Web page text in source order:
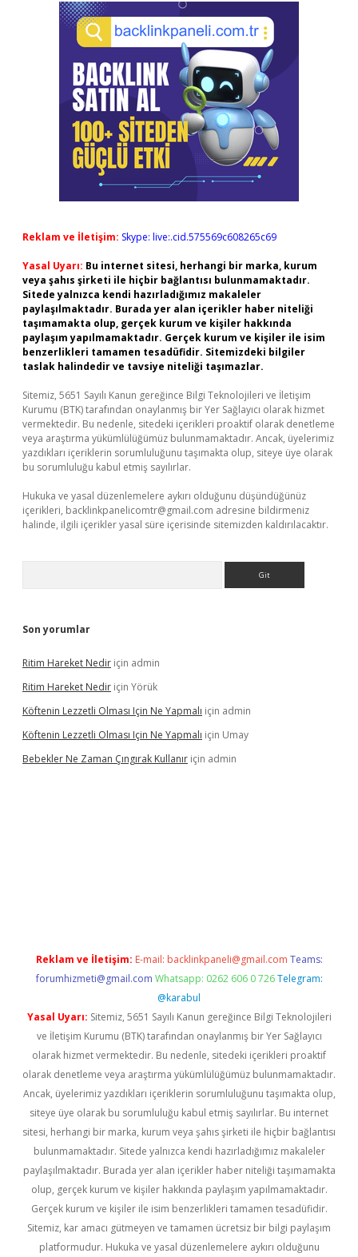
Reklam ve İletişim: Skype: live:.cid.575569c608265c69
Yasal Uyarı: Bu internet sitesi, herhangi bir marka, kurum
veya şahıs şirketi ile hiçbir bağlantısı bulunmamaktadır.
Sitede yalnızca kendi hazırladığımız makaleler
paylaşılmaktadır. Burada yer alan içerikler haber niteliği
taşımamakta olup, gerçek kurum ve kişiler hakkında
paylaşım yapılmamaktadır. Gerçek kurum ve kişiler ile isim
benzerlikleri tamamen tesadüfidir. Sitemizdeki bilgiler
taslak halindedir ve tavsiye niteliği taşımazlar.
Sitemiz, 5651 Sayılı Kanun gereğince Bilgi Teknolojileri ve İletişim
Kurumu (BTK) tarafından onaylanmış bir Yer Sağlayıcı olarak hizmet
vermektedir. Bu nedenle, sitedeki içerikleri proaktif olarak denetleme
veya araştırma yükümlülüğümüz bulunmamaktadır. Ancak, üyelerimiz
yazdıkları içeriklerin sorumluluğunu taşımakta olup, siteye üye olarak
bu sorumluluğu kabul etmiş sayılırlar.
Hukuka ve yasal düzenlemelere aykırı olduğunu düşündüğünüz
içerikleri, backlinkpanelicomtr@gmail.com adresine bildirmeniz
halinde, ilgili içerikler yasal süre içerisinde sitemizden kaldırılacaktır.
Son yorumlar
Ritim Hareket Nedir için admin
Ritim Hareket Nedir için Yörük
Köftenin Lezzetli Olması Için Ne Yapmalı için admin
Köftenin Lezzetli Olması Için Ne Yapmalı için Umay
Bebekler Ne Zaman Çıngırak Kullanır için admin
Reklam ve İletişim: E-mail: backlinkpaneli@gmail.com Teams:
forumhizmeti@gmail.com Whatsapp: 0262 606 0 726 Telegram:
@karabul
Yasal Uyarı: Sitemiz, 5651 Sayılı Kanun gereğince Bilgi Teknolojileri
ve İletişim Kurumu (BTK) tarafından onaylanmış bir Yer Sağlayıcı
olarak hizmet vermektedir. Bu nedenle, sitedeki içerikleri proaktif
olarak denetleme veya araştırma yükümlülüğümüz bulunmamaktadır.
Ancak, üyelerimiz yazdıkları içeriklerin sorumluluğunu taşımakta olup,
siteye üye olarak bu sorumluluğu kabul etmiş sayılırlar. Bu internet
sitesi, herhangi bir marka, kurum veya şahıs şirketi ile hiçbir bağlantısı
bulunmamaktadır. Sitede yalnızca kendi hazırladığımız makaleler
paylaşılmaktadır. Burada yer alan içerikler haber niteliği taşımamakta
olup, gerçek kurum ve kişiler hakkında paylaşım yapılmamaktadır.
Gerçek kurum ve kişiler ile isim benzerlikleri tamamen tesadüfidir.
Sitemiz, kar amacı gütmeyen ve tamamen ücretsiz bir bilgi paylaşım
platformudur. Hukuka ve yasal düzenlemelere aykırı olduğunu